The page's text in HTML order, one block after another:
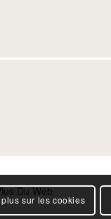
Du Web
sur les cookies